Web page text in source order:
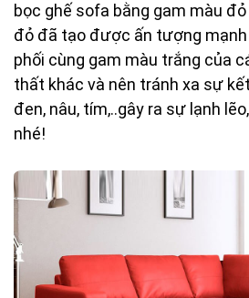
bọc ghế sofa bằng gam màu
đỏ đã tạo được ấn tượng mạnh
phối cùng gam màu trắng của
thất khác và nên tránh xa sự
đen, nâu, tím,..gây ra sự lạnh
nhé!